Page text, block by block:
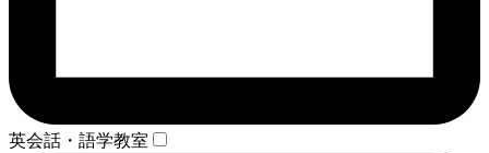
英会話・語学教室